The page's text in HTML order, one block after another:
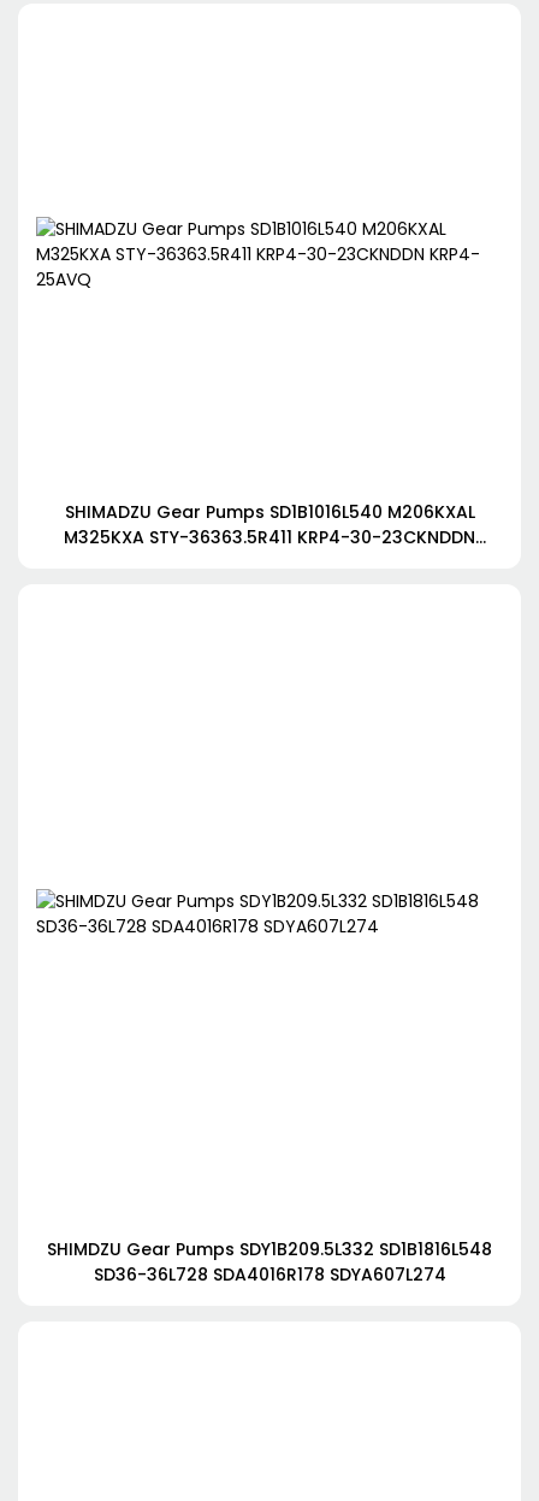
SHIMADZU Gear Pumps SD1B1016L540 M206KXAL
M325KXA STY-36363.5R411 KRP4-30-23CKNDDN
SHIMDZU Gear Pumps SDY1B209.5L332 SD1B1816L548
SD36-36L728 SDA4016R178 SDYA607L274